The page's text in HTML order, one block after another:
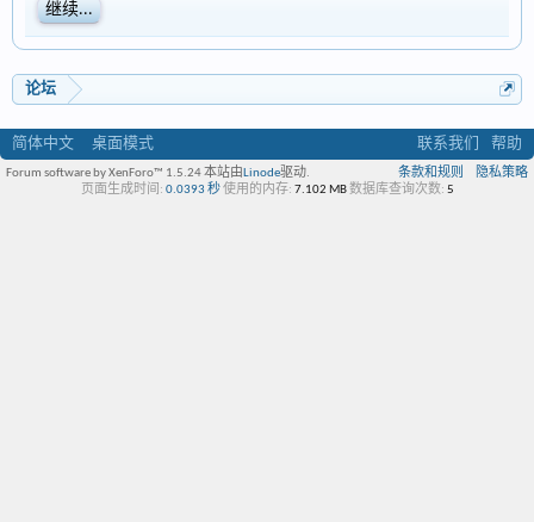
继续...
论坛
简体中文 桌面模式 联系我们 帮助
条款和规则 隐私策略
Forum software by XenForo™ 1.5.24本站由 Linode驱动.
页面生成时间: 0.0393 秒 使用的内存: 7.102 MB 数据库查询次数: 5